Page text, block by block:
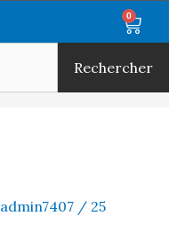
0
Rechercher
admin7407 / 25